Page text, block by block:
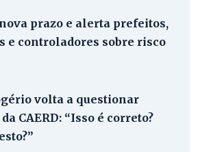
prazo e alerta prefeitos,
e controladores sobre risco
volta a questionar
CAERD: “Isso é correto?